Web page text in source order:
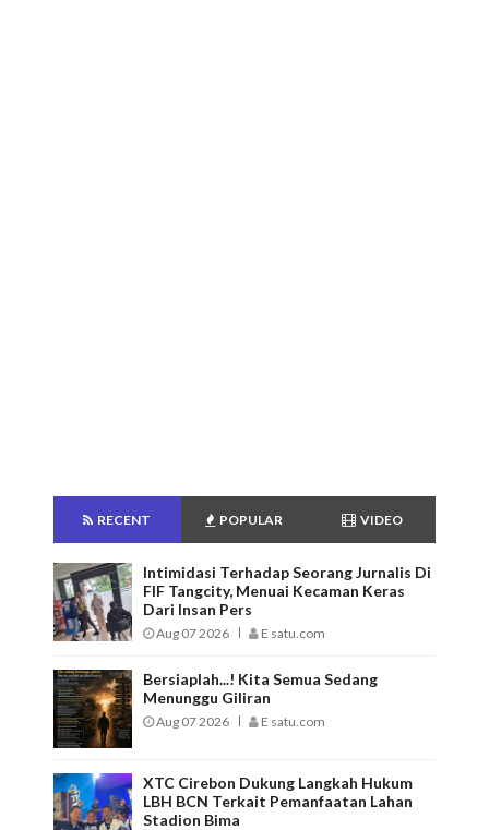
RECENT POPULAR VIDEO
Intimidasi Terhadap Seorang Jurnalis Di
FIF Tangcity, Menuai Kecaman Keras
Dari Insan Pers
Aug 07 2026 E satu.com
Bersiaplah...! Kita Semua Sedang
Menunggu Giliran
Aug 07 2026 E satu.com
XTC Cirebon Dukung Langkah Hukum
LBH BCN Terkait Pemanfaatan Lahan
Stadion Bima